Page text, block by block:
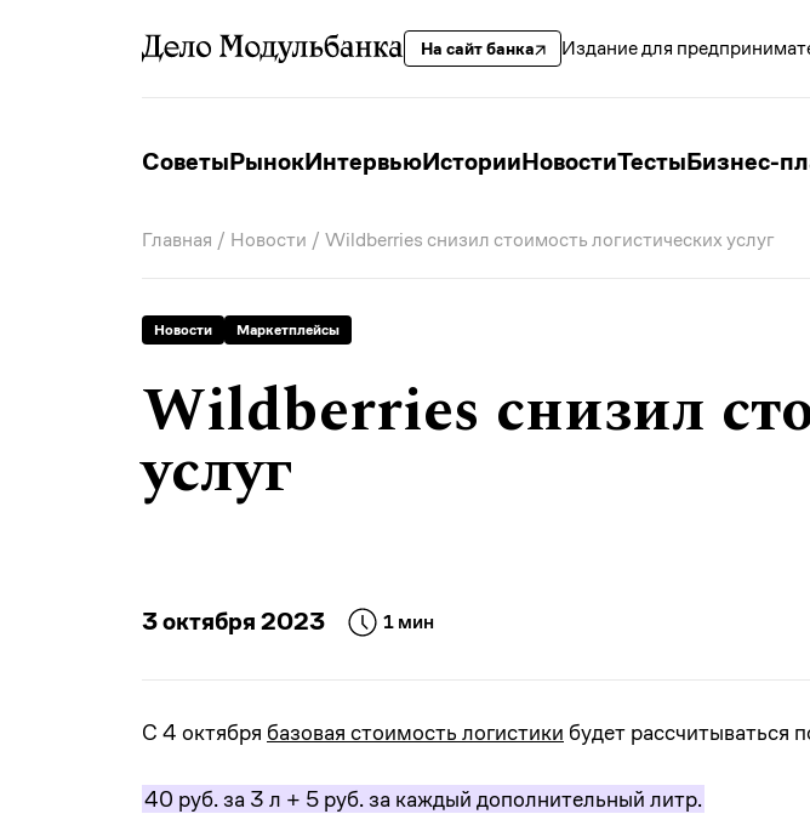
На сайт банка Издание для
СоветыРынокИнтервьюИсторииНовостиТестыБизнес-
Главная / Новости / Wildberries снизил стоимость логистических услуг
Новости Маркетплейсы
Wildberries снизил
услуг
3 октября 2023 1 мин
С 4 октября базовая стоимость логистики будет рассчитываться
40 руб. за 3 л + 5 руб. за каждый дополнительный литр.